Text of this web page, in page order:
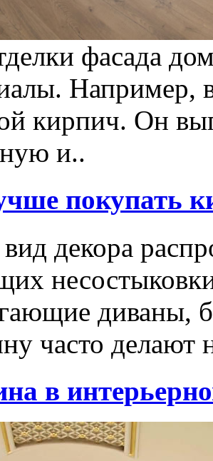
фасада
Например,
кирпич. Он
и..
покупать
декора
диваны,
часто делают
в